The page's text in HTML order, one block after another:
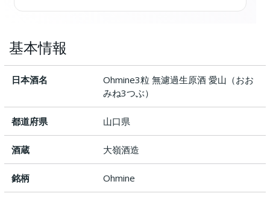
基本情報
日本酒名
Ohmine3粒 無濾過生原酒 愛山（おお
みね3つぶ）
都道府県 山口県
酒蔵 大嶺酒造
銘柄 Ohmine